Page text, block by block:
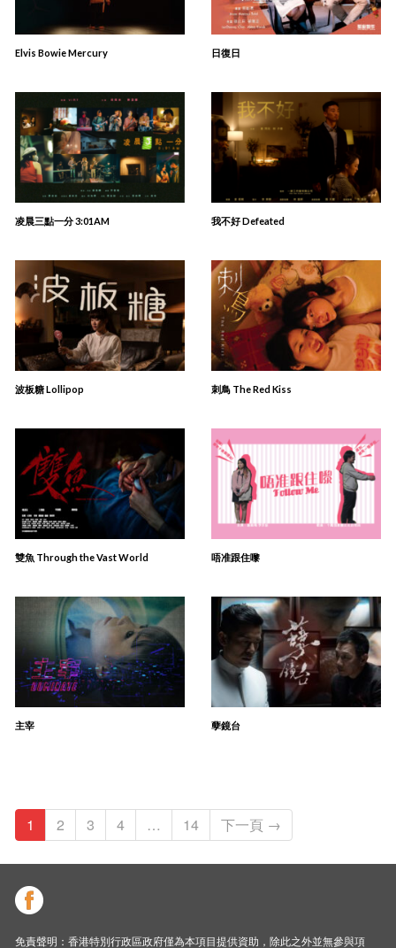
Elvis Bowie Mercury 日復日
凌晨三點一分 3:01AM 我不好 Defeated
波板糖 Lollipop 刺⿃ The Red Kiss
雙魚 Through the Vast World 唔准跟住嚟
主宰 孽鏡台
1 2 3 4 … 14 下一頁 →
免責聲明：香港特別行政區政府僅為本項目提供資助，除此之外並無參與項